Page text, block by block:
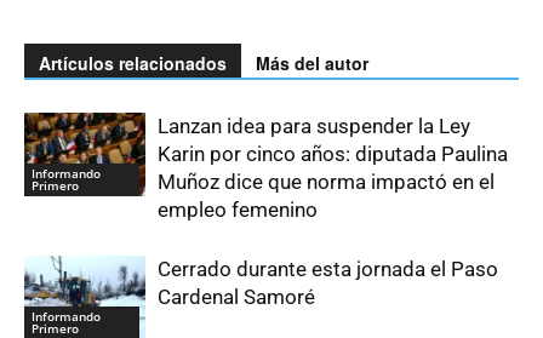
Artículos relacionados Más del autor
Informando
Primero
Lanzan idea para suspender la Ley
Karin por cinco años: diputada Paulina
Muñoz dice que norma impactó en el
empleo femenino
Informando
Primero
Cerrado durante esta jornada el Paso
Cardenal Samoré